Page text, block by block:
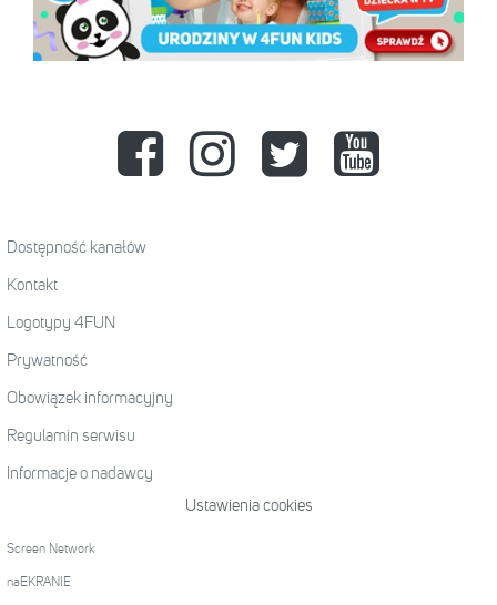
Dostępność kanałów
Kontakt
Logotypy 4FUN
Prywatność
Obowiązek informacyjny
Regulamin serwisu
Informacje o nadawcy
Ustawienia cookies
Screen Network
naEKRANIE